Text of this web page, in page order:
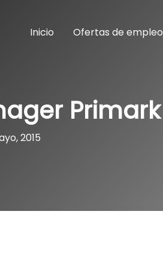
Inicio Ofertas de empleo
Primark
2015